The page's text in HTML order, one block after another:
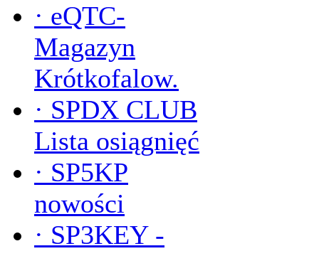
· eQTC-
Magazyn
Krótkofalow.
· SPDX CLUB
Lista osiągnięć
· SP5KP
nowości
· SP3KEY -